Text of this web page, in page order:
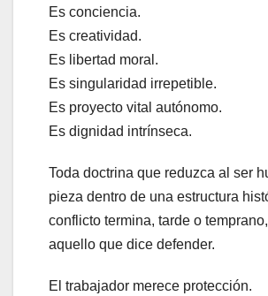
Es conciencia.
Es creatividad.
Es libertad moral.
Es singularidad irrepetible.
Es proyecto vital autónomo.
Es dignidad intrínseca.
Toda doctrina que reduzca al ser
pieza dentro de una estructura
conflicto termina, tarde o
aquello que dice defender.
El trabajador merece protección.